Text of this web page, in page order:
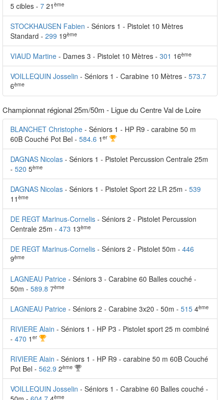
5 cibles - 7 21 ème
STOCKHAUSEN Fabien - Séniors 1 - Pistolet 10 Mètres
Standard - 299 19ème
VIAUD Martine - Dames 3 - Pistolet 10 Mètres - 301 16ème
VOILLEQUIN Josselin - Séniors 1 - Carabine 10 Mètres - 573.7
6ème
Championnat régional 25m/50m - Ligue du Centre Val de Loire
BLANCHET Christophe - Séniors 1 - HP R9 - carabine 50 m
60B Couché Pot Bel - 584.6 1 er
DAGNAS Nicolas - Séniors 1 - Pistolet Percussion Centrale 25m
- 520 5ème
DAGNAS Nicolas - Séniors 1 - Pistolet Sport 22 LR 25m - 539
11 ème
DE REGT Marinus-Cornelis - Séniors 2 - Pistolet Percussion
Centrale 25m - 473 13ème
DE REGT Marinus-Cornelis - Séniors 2 - Pistolet 50m - 446
9ème
LAGNEAU Patrice - Séniors 3 - Carabine 60 Balles couché -
50m - 589.8 7ème
LAGNEAU Patrice - Séniors 2 - Carabine 3x20 - 50m - 515 4ème
RIVIERE Alain - Séniors 1 - HP P3 - Pistolet sport 25 m combiné
- 470 1 er
RIVIERE Alain - Séniors 1 - HP R9 - carabine 50 m 60B Couché
Pot Bel - 562.9 2ème
VOILLEQUIN Josselin - Séniors 1 - Carabine 60 Balles couché -
ème